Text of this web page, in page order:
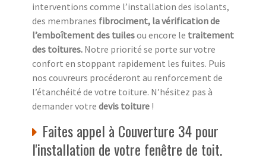
interventions comme l’installation des isolants,
des membranes fibrociment, la vérification de
l’emboîtement des tuilesou encore le traitement
des toitures. Notre priorité se porte sur votre
confort en stoppant rapidement les fuites. Puis
nos couvreurs procéderont au renforcement de
l’étanchéité de votre toiture. N’hésitez pas à
demander votre devis toiture !
Faites appel à Couverture 34 pour
l'installation de votre fenêtre de toit.